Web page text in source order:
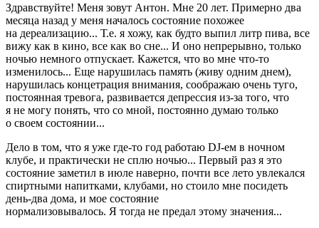
Здравствуйте! Меня зовут Антон. Мне 20 лет. Примерно два
месяца назад у меня началось состояние похожее
на дереализацию... Т.е. я хожу, как будто выпил литр пива, все
вижу как в кино, все как во сне... И оно непрерывно, только
ночью немного отпускает. Кажется, что во мне что-то
изменилось... Еще нарушилась память (живу одним днем),
нарушилась концетрация внимания, соображаю очень туго,
постоянная тревога, развивается депрессия из-за того, что
я не могу понять, что со мной, постоянно думаю только
о своем состоянии...
Дело в том, что я уже где-то год работаю DJ-ем в ночном
клубе, и практически не сплю ночью... Первый раз я это
состояние заметил в июле наверно, почти все лето увлекался
спиртными напитками, клубами, но стоило мне посидеть
день-два дома, и мое состояние
нормализовывалось. Я тогда не предал этому значения...